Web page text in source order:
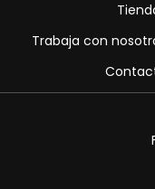
Trabaja con